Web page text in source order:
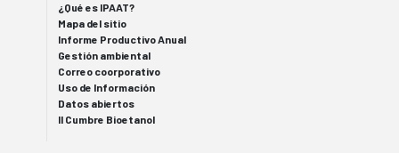
¿Qué es IPAAT?
Mapa del sitio
Informe Productivo Anual
Gestión ambiental
Correo coorporativo
Uso de Información
Datos abiertos
II Cumbre Bioetanol